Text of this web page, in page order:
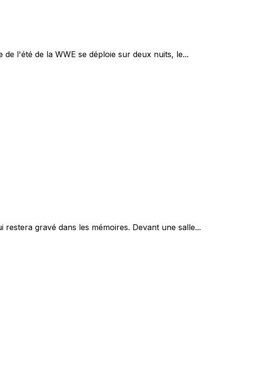
l'été de la WWE se déploie sur deux nuits, le...
gravé dans les mémoires. Devant une salle...